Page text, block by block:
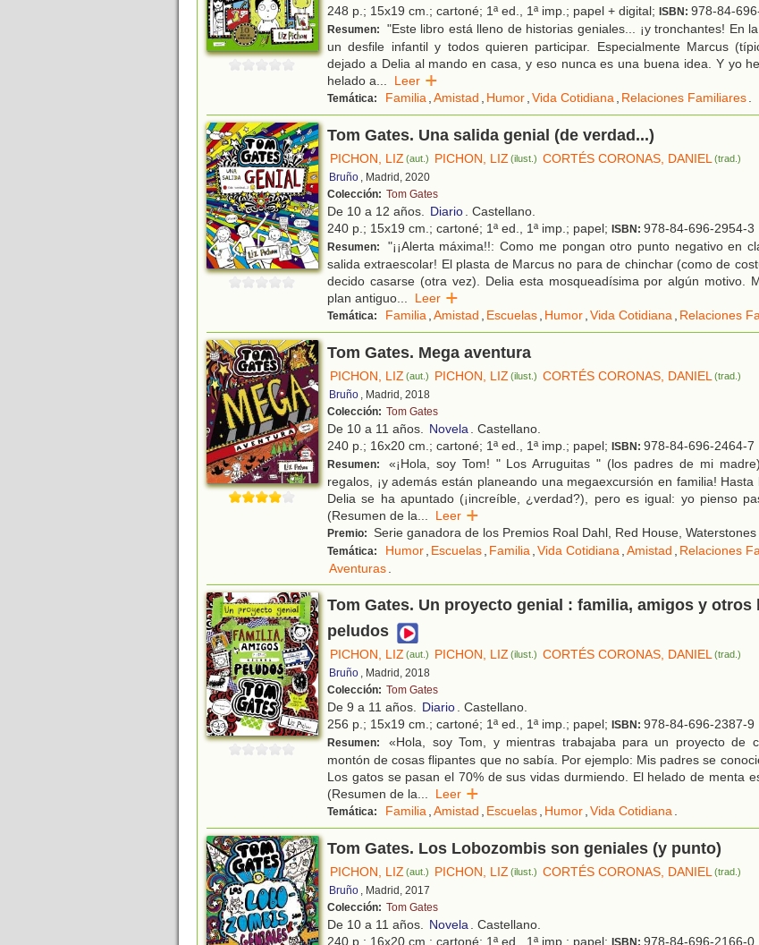
248 p.; 15x19 cm.; cartoné; 1ª ed., 1ª imp.; papel + digital; ISBN: 978-84-
Resumen:
"Este libro está lleno de historias geniales... ¡y tronchantes! En
un desfile infantil y todos quieren participar. Especialmente Marcus
dejado a Delia al mando en casa, y eso nunca es una buena idea. Y yo
helado a... Leer
Temática: Familia,Amistad , Humor,Vida Cotidiana, Relaciones Familiares.
Tom Gates. Una salida genial (de verdad...)
PICHON, LIZ(aut.) PICHON, LIZ(ilust.) CORTÉS CORONAS, DANIEL (trad.)
Bruño , Madrid, 2020
Colección: Tom Gates
De 10 a 12 años. Diario. Castellano.
240 p.; 15x19 cm.; cartoné; 1ª ed., 1ª imp.; papel; ISBN: 978-84-696-2954-3
Resumen:
"¡¡Alerta máxima!!: Como me pongan otro punto negativo en
salida extraescolar! El plasta de Marcus no para de chinchar (como de
decido casarse (otra vez). Delia esta mosqueadísima por algún motivo.
plan antiguo... Leer
Temática: Familia,Amistad , Escuelas, Humor,Vida Cotidiana, Relaciones
Tom Gates. Mega aventura
PICHON, LIZ(aut.) PICHON, LIZ(ilust.) CORTÉS CORONAS, DANIEL (trad.)
Bruño , Madrid, 2018
Colección: Tom Gates
De 10 a 11 años. Novela. Castellano.
240 p.; 16x20 cm.; cartoné; 1ª ed., 1ª imp.; papel; ISBN: 978-84-696-2464-7
Resumen:
«¡Hola, soy Tom! " Los Arruguitas " (los padres de mi
regalos, ¡y además están planeando una megaexcursión en familia!
Delia se ha apuntado (¡increíble, ¿verdad?), pero es igual: yo pienso
(Resumen de la... Leer
Premio: Serie ganadora de los Premios Roal Dahl, Red House, Waterstones
Temática: Humor, Escuelas, Familia,Vida Cotidiana,Amistad , Relaciones
Aventuras.
Tom Gates. Un proyecto genial : familia, amigos y otros
peludos
PICHON, LIZ(aut.) PICHON, LIZ(ilust.) CORTÉS CORONAS, DANIEL (trad.)
Bruño , Madrid, 2018
Colección: Tom Gates
De 9 a 11 años. Diario. Castellano.
256 p.; 15x19 cm.; cartoné; 1ª ed., 1ª imp.; papel; ISBN: 978-84-696-2387-9
Resumen:
«Hola, soy Tom, y mientras trabajaba para un proyecto de
montón de cosas flipantes que no sabía. Por ejemplo: Mis padres se
Los gatos se pasan el 70% de sus vidas durmiendo. El helado de menta
(Resumen de la... Leer
Temática: Familia,Amistad , Escuelas, Humor,Vida Cotidiana.
Tom Gates. Los Lobozombis son geniales (y punto)
PICHON, LIZ(aut.) PICHON, LIZ(ilust.) CORTÉS CORONAS, DANIEL (trad.)
Bruño , Madrid, 2017
Colección: Tom Gates
De 10 a 11 años. Novela. Castellano.
240 p.; 16x20 cm.; cartoné; 1ª ed., 1ª imp.; papel;
978-84-696-2166-0